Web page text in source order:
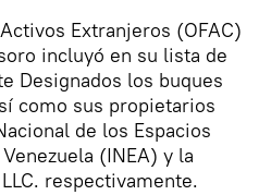
Extranjeros (OFAC)
incluyó en su lista de
Designados los buques
como sus propietarios
de los Espacios
(INEA) y la
respectivamente.